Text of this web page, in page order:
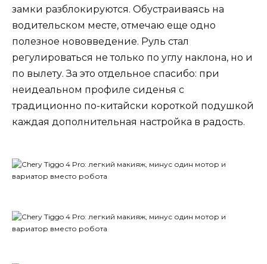
замки разблокируются. Обустраиваясь на
водительском месте, отмечаю еще одно
полезное нововведение. Руль стал
регулироваться не только по углу наклона, но и
по вылету. За это отдельное спасибо: при
неидеальном профиле сиденья с
традиционно по-китайски короткой подушкой
каждая дополнительная настройка в радость.